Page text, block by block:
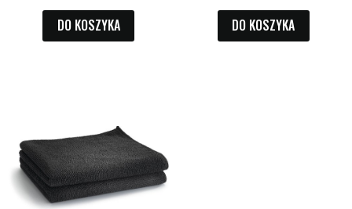
DO KOSZYKA DO KOSZYKA